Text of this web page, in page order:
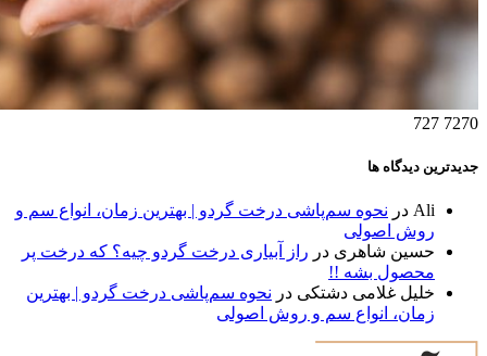
7270
727
جدیدترین دیدگاه ها
Ali در نحوه سم‌پاشی درخت گردو | بهترین زمان، انواع سم و
روش اصولی
حسین شاهری در راز آبیاری درخت گردو چیه؟ که درخت پر
محصول بشه !!
خلیل غلامی دشتکی در نحوه سم‌پاشی درخت گردو | بهترین
زمان، انواع سم و روش اصولی